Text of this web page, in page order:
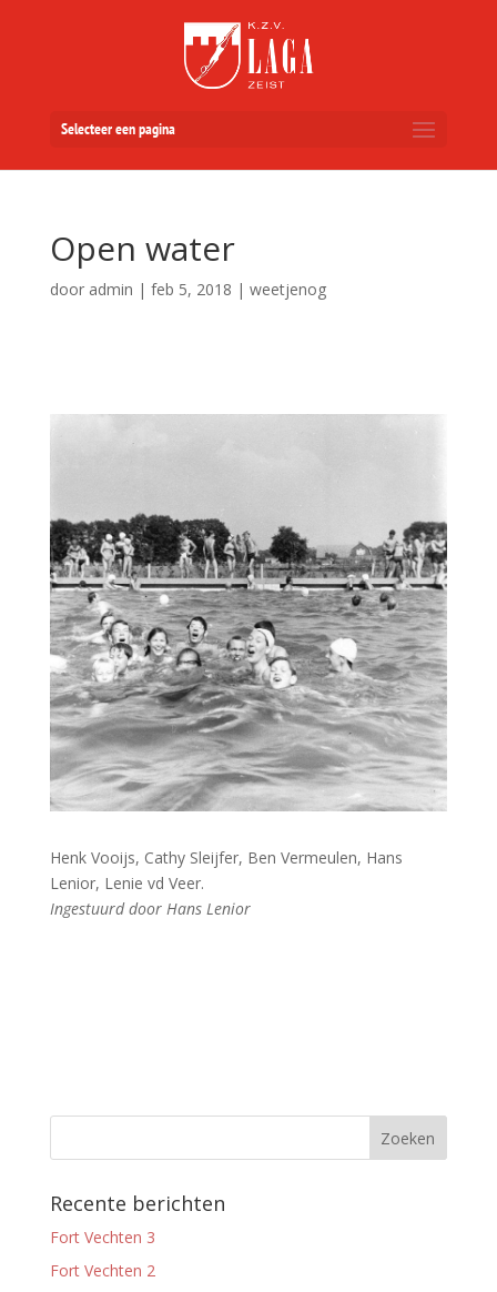
Selecteer een pagina
Open water
door admin | feb 5, 2018 | weetjenog
Henk Vooijs, Cathy Sleijfer, Ben Vermeulen, Hans
Lenior, Lenie vd Veer.
Ingestuurd door Hans Lenior
Recente berichten
Fort Vechten 3
Fort Vechten 2